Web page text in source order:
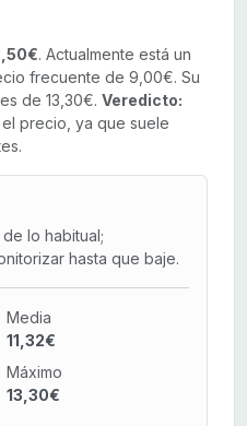
. Actualmente está un
frecuente de 9,00€. Su
de 13,30€. Veredicto:
precio, ya que suele
lo habitual;
hasta que baje.
Media
11,32€
Máximo
13,30€